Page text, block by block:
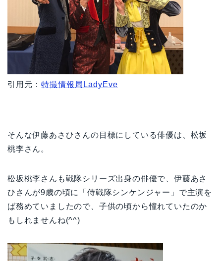
引用元： 特撮情報局LadyEve
そんな伊藤あさひさんの目標にしている俳優は、松坂
桃李さん。
松坂桃李さんも戦隊シリーズ出身の俳優で、伊藤あさ
ひさんが9歳の頃に「侍戦隊シンケンジャー」で主演を
ば務めていましたので、子供の頃から憧れていたのか
もしれませんね(^^)